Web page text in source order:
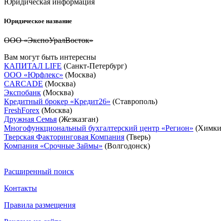
Юридическая информация
Юридическое название
ООО «ЭкспоУралВосток»
Вам могут быть интересны
КАПИТАЛ LIFE (Санкт-Петербург)
ООО «Юрфлекс» (Москва)
CARCADE (Москва)
Экспобанк (Москва)
Кредитный брокер «Кредит26» (Ставрополь)
FreshForex (Москва)
Дружная Семья (Жезказган)
Многофункциональный бухгалтерский центр «Регион»
Тверская Факторинговая Компания (Тверь)
Компания «Срочные Займы» (Волгодонск)
Расширенный поиск
Контакты
Правила размещения